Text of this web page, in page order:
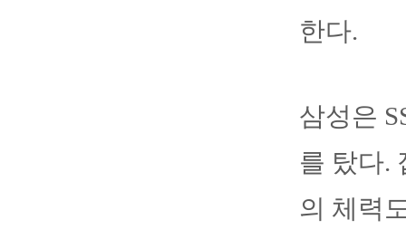
한다.
삼성은
를 탔다.
의 체력